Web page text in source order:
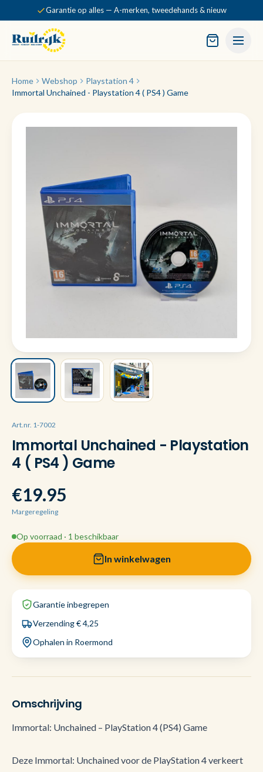
Garantie op alles — A-merken, tweedehands & nieuw
Home Webshop
Playstation 4
Immortal Unchained - Playstation 4 ( PS4 ) Game
Art.nr. 1-7002
Immortal Unchained - Playstation
4 ( PS4 ) Game
€19.95
Margeregeling
Op voorraad · 1 beschikbaar
In winkelwagen
Garantie inbegrepen
Verzending € 4,25
Ophalen in Roermond
Omschrijving
Immortal: Unchained – PlayStation 4 (PS4) Game
Deze Immortal: Unchained voor de PlayStation 4 verkeert